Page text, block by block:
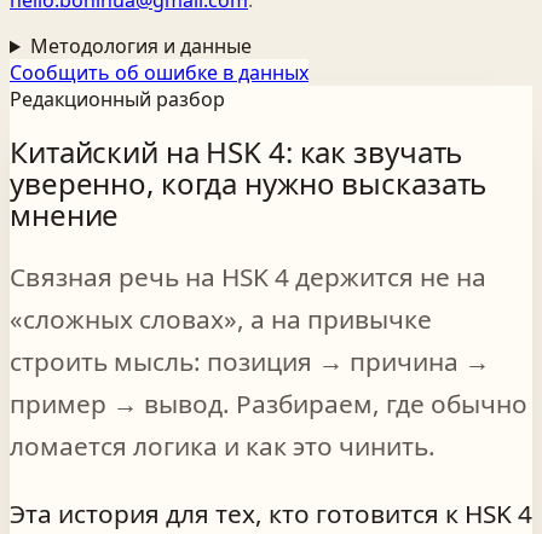
Методология и данные
Сообщить об ошибке в данных
Редакционный разбор
Китайский на HSK 4: как звучать
уверенно, когда нужно высказать
мнение
Связная речь на HSK 4 держится не на
«сложных словах», а на привычке
строить мысль: позиция → причина →
пример → вывод. Разбираем, где обычно
ломается логика и как это чинить.
Эта история для тех, кто готовится к HSK 4